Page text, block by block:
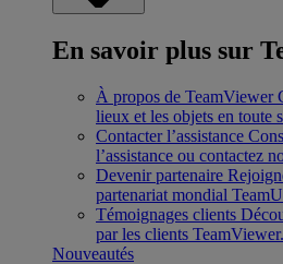
En savoir plus sur
À propos de TeamViewer
lieux et les objets en toute
Contacter l’assistance
l’assistance ou contactez
Devenir partenaire
partenariat mondial
Témoignages clients
par les clients TeamViewer.
Nouveautés